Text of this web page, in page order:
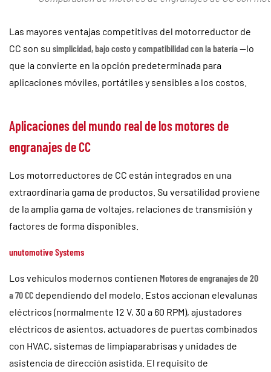
Las mayores ventajas competitivas del motorreductor de
CC son su simplicidad, bajo costo y compatibilidad con la batería—lo
que la convierte en la opción predeterminada para
aplicaciones móviles, portátiles y sensibles a los costos.
Aplicaciones del mundo real de los motores de
engranajes de CC
Los motorreductores de CC están integrados en una
extraordinaria gama de productos. Su versatilidad proviene
de la amplia gama de voltajes, relaciones de transmisión y
factores de forma disponibles.
unutomotive Systems
Los vehículos modernos contienen Motores de engranajes de 20
a 70 CC dependiendo del modelo. Estos accionan elevalunas
eléctricos (normalmente 12 V, 30 a 60 RPM), ajustadores
eléctricos de asientos, actuadores de puertas combinados
con HVAC, sistemas de limpiaparabrisas y unidades de
asistencia de dirección asistida. El requisito de